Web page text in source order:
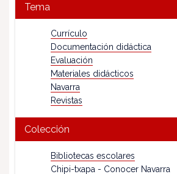
Tema
Currículo
Documentación didáctica
Evaluación
Materiales didácticos
Navarra
Revistas
Colección
Bibliotecas escolares
Chipi-txapa - Conocer Navarra